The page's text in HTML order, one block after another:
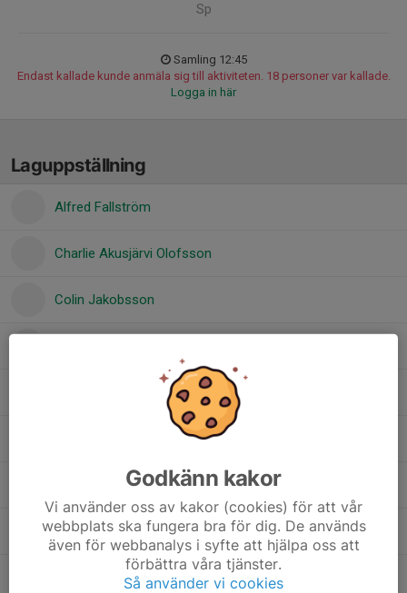
Sp
Samling 12:45
Endast kallade kunde anmäla sig till aktiviteten. 18 personer var kallade.
Logga in här
Laguppställning
Alfred Fallström
Charlie Akusjärvi Olofsson
Colin Jakobsson
Kevin Widetun
Lennox Jakobsson
Lex Lundmark
Godkänn kakor
Vi använder oss av kakor (cookies) för att vår
webbplats ska fungera bra för dig. De används
även för webbanalys i syfte att hjälpa oss att
förbättra våra tjänster.
Så använder vi cookies